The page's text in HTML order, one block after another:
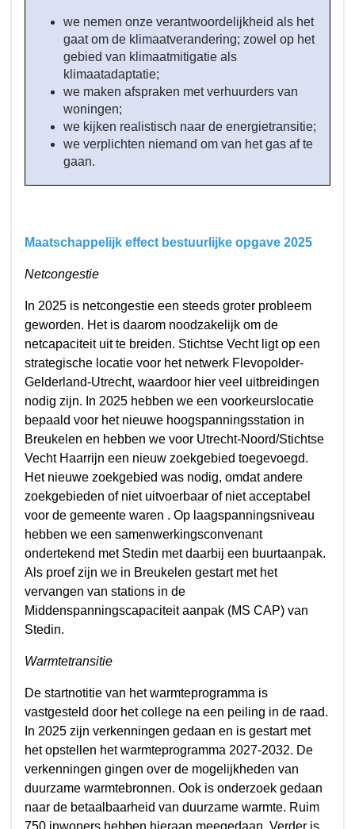
we nemen onze verantwoordelijkheid als het
gaat om de klimaatverandering; zowel op het
gebied van klimaatmitigatie als
klimaatadaptatie;
we maken afspraken met verhuurders van
woningen;
we kijken realistisch naar de energietransitie;
we verplichten niemand om van het gas af te
gaan.
Maatschappelijk effect bestuurlijke opgave 2025
Netcongestie
In 2025 is netcongestie een steeds groter probleem
geworden. Het is daarom noodzakelijk om de
netcapaciteit uit te breiden. Stichtse Vecht ligt op een
strategische locatie voor het netwerk Flevopolder-
Gelderland-Utrecht, waardoor hier veel uitbreidingen
nodig zijn. In 2025 hebben we een voorkeurslocatie
bepaald voor het nieuwe hoogspanningsstation in
Breukelen en hebben we voor Utrecht-Noord/Stichtse
Vecht Haarrijn een nieuw zoekgebied toegevoegd.
Het nieuwe zoekgebied was nodig, omdat andere
zoekgebieden of niet uitvoerbaar of niet acceptabel
voor de gemeente waren . Op laagspanningsniveau
hebben we een samenwerkingsconvenant
ondertekend met Stedin met daarbij een buurtaanpak.
Als proef zijn we in Breukelen gestart met het
vervangen van stations in de
Middenspanningscapaciteit aanpak (MS CAP) van
Stedin.
Warmtetransitie
De startnotitie van het warmteprogramma is
vastgesteld door het college na een peiling in de raad.
In 2025 zijn verkenningen gedaan en is gestart met
het opstellen het warmteprogramma 2027-2032. De
verkenningen gingen over de mogelijkheden van
duurzame warmtebronnen. Ook is onderzoek gedaan
naar de betaalbaarheid van duurzame warmte. Ruim